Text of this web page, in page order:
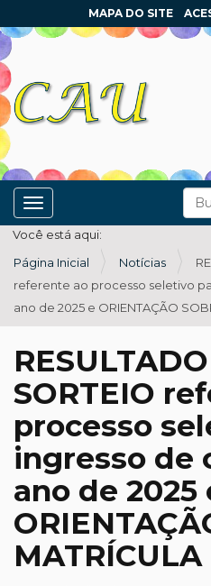
MAPA DO SITE
Toggle navigation
Você está aqui:
Página Inicial
Notícias
referente ao processo seletivo
ano de 2025 e ORIENTAÇÃO
SORTEIO
processo
ingresso de
ano de 2025
MATRÍCULA